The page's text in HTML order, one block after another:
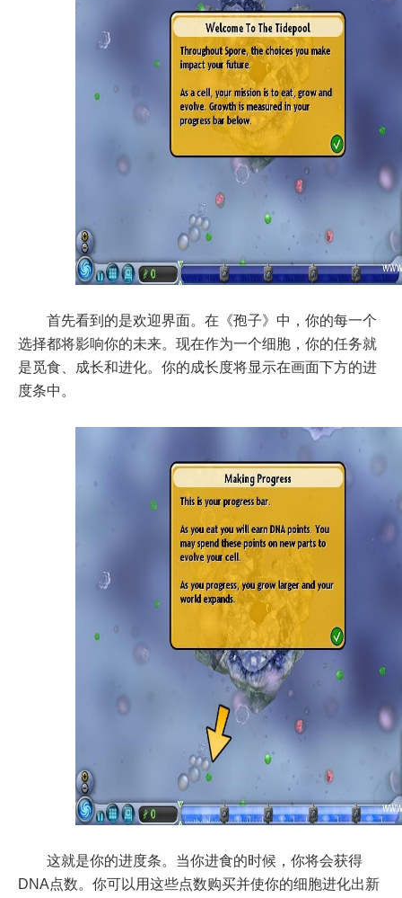
首先看到的是欢迎界面。在《孢子》中，你的每一个
选择都将影响你的未来。现在作为一个细胞，你的任务就
是觅食、成长和进化。你的成长度将显示在画面下方的进
度条中。
这就是你的进度条。当你进食的时候，你将会获得
DNA点数。你可以用这些点数购买并使你的细胞进化出新